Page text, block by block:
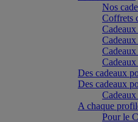
Nos
Coffrets
Des cadeaux
Des cadeaux
A chaque
Pour le